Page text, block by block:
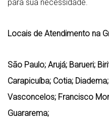
para sua necessidade.
Locais de Atendimento na
São Paulo; Arujá; Barueri;
Carapicuíba; Cotia;
Vasconcelos; Francisco
Guararema;